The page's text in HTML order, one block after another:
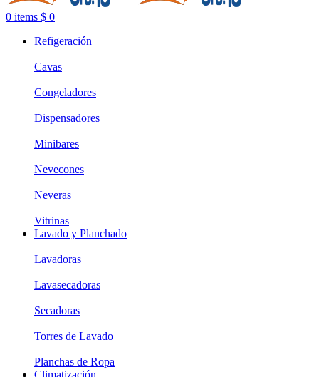
0 items $ 0
Refigeración
Cavas
Congeladores
Dispensadores
Minibares
Nevecones
Neveras
Vitrinas
Lavado y Planchado
Lavadoras
Lavasecadoras
Secadoras
Torres de Lavado
Planchas de Ropa
Climatización